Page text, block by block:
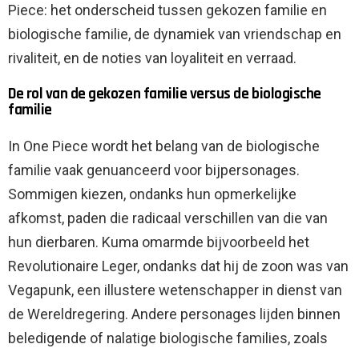
Piece: het onderscheid tussen gekozen familie en
biologische familie, de dynamiek van vriendschap en
rivaliteit, en de noties van loyaliteit en verraad.
De rol van de gekozen familie versus de biologische
familie
In One Piece wordt het belang van de biologische
familie vaak genuanceerd voor bijpersonages.
Sommigen kiezen, ondanks hun opmerkelijke
afkomst, paden die radicaal verschillen van die van
hun dierbaren. Kuma omarmde bijvoorbeeld het
Revolutionaire Leger, ondanks dat hij de zoon was van
Vegapunk, een illustere wetenschapper in dienst van
de Wereldregering. Andere personages lijden binnen
beledigende of nalatige biologische families, zoals